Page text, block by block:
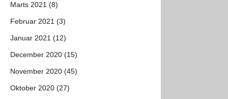
Marts 2021 (8)
Februar 2021 (3)
Januar 2021 (12)
December 2020 (15)
November 2020 (45)
Oktober 2020 (27)